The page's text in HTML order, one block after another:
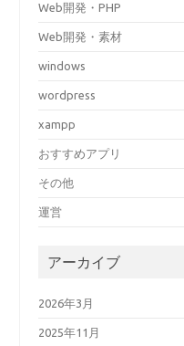
Web開発・PHP
Web開発・素材
windows
wordpress
xampp
おすすめアプリ
その他
運営
アーカイブ
2026年3月
2025年11月